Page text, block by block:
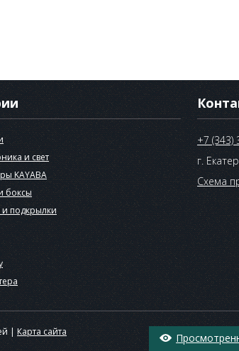
и свет
KAYABA
боксы
подкрылки
+7 (343)
г.
Схема
| Карта сайта